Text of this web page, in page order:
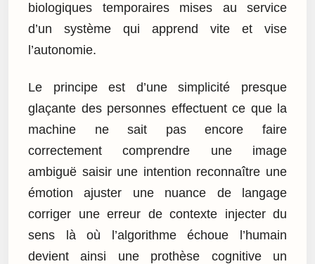
biologiques temporaires mises au service
d’un système qui apprend vite et vise
l’autonomie.
Le principe est d’une simplicité presque
glaçante des personnes effectuent ce que la
machine ne sait pas encore faire
correctement comprendre une image
ambiguë saisir une intention reconnaître une
émotion ajuster une nuance de langage
corriger une erreur de contexte injecter du
sens là où l’algorithme échoue l’humain
devient ainsi une prothèse cognitive un